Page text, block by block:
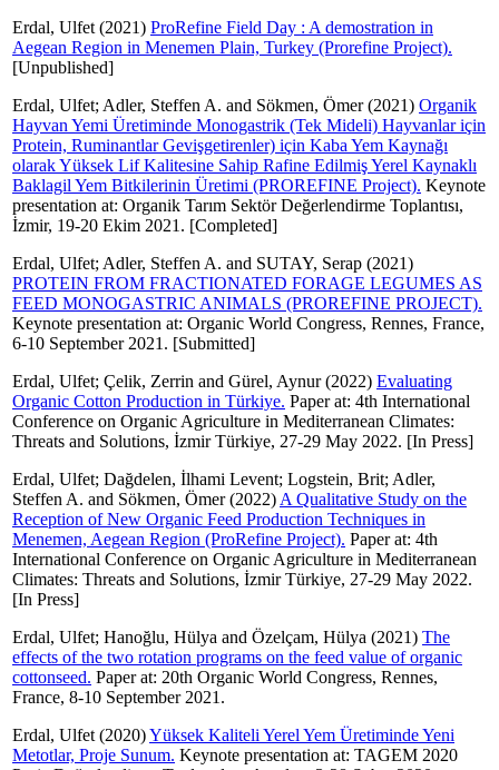
Erdal, Ulfet (2021) ProRefine Field Day : A demostration in
Aegean Region in Menemen Plain, Turkey (Prorefine Project).
[Unpublished]
Erdal, Ulfet; Adler, Steffen A. and Sökmen, Ömer(2021) Organik
Hayvan Yemi Üretiminde Monogastrik (Tek Mideli) Hayvanlar için
Protein, Ruminantlar Gevişgetirenler) için Kaba Yem Kaynağı
olarak Yüksek Lif Kalitesine Sahip Rafine Edilmiş Yerel Kaynaklı
Baklagil Yem Bitkilerinin Üretimi (PROREFINE Project). Keynote
presentation at: Organik Tarım Sektör Değerlendirme Toplantısı,
İzmir, 19-20 Ekim 2021. [Completed]
Erdal, Ulfet; Adler, Steffen A. and SUTAY, Serap (2021)
PROTEIN FROM FRACTIONATED FORAGE LEGUMES AS
FEED MONOGASTRIC ANIMALS (PROREFINE PROJECT).
Keynote presentation at: Organic World Congress, Rennes, France,
6-10 September 2021. [Submitted]
Erdal, Ulfet; Çelik, Zerrin and Gürel, Aynur(2022) Evaluating
Organic Cotton Production in Türkiye. Paper at: 4th International
Conference on Organic Agriculture in Mediterranean Climates:
Threats and Solutions, İzmir Türkiye, 27-29 May 2022. [In Press]
Erdal, Ulfet; Dağdelen, İlhami Levent; Logstein, Brit; Adler,
Steffen A. and Sökmen, Ömer(2022) A Qualitative Study on the
Reception of New Organic Feed Production Techniques in
Menemen, Aegean Region (ProRefine Project). Paper at: 4th
International Conference on Organic Agriculture in Mediterranean
Climates: Threats and Solutions, İzmir Türkiye, 27-29 May 2022.
[In Press]
Erdal, Ulfet; Hanoğlu, Hülya and Özelçam, Hülya (2021) The
effects of the two rotation programs on the feed value of organic
cottonseed. Paper at: 20th Organic World Congress, Rennes,
France, 8-10 September 2021.
Erdal, Ulfet (2020)Yüksek Kaliteli Yerel Yem Üretiminde Yeni
Metotlar, Proje Sunum. Keynote presentation at: TAGEM 2020